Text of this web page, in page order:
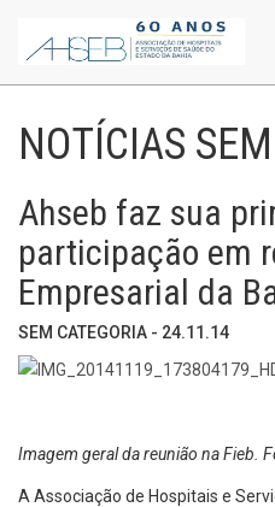
NOTÍCIAS
Ahseb faz sua
participação em
Empresarial da
SEM CATEGORIA - 24.11.14
Imagem geral da reunião na Fieb.
A Associação de Hospitais e